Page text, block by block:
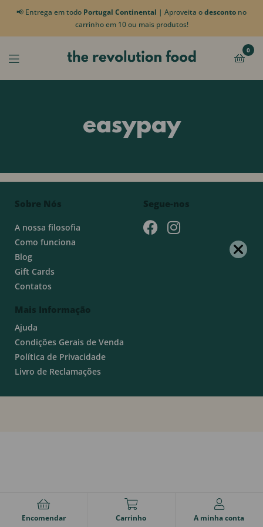
📢 Entrega em todo Portugal Continental | Aproveita odesconto no
carrinho em 10 ou mais produtos!
0
easypay
Sobre Nós
A nossa filosofia
Como funciona
Blog
Gift Cards
Contatos
Mais Informação
Ajuda
Condições Gerais de Venda
Política de Privacidade
Livro de Reclamações
Segue-nos
Encomendar Carrinho A minha conta